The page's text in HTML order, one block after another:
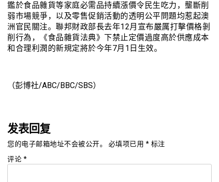
鑑於食品雜貨等家庭必需品持續漲價令民生吃力，壟斷削
弱市場競爭，以及零售促銷活動的透明公平問題均惹起澳
洲官民關注。聯邦財政部長去年12月宣布嚴厲打擊價格剝
削行為，《食品雜貨法典》下禁止定價過度高於供應成本
和合理利潤的新規定將於今年7月1日生效。
（彭博社/ABC/BBC/SBS）
发表回复
您的电子邮箱地址不会被公开。 必填项已用 * 标注
评论 *